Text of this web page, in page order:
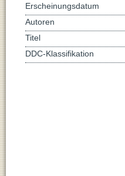
Erscheinungsdatum
Autoren
Titel
DDC-Klassifikation